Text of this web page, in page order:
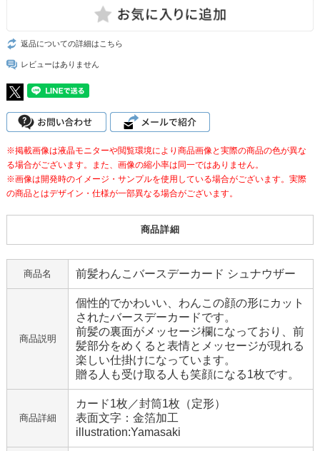
返品についての詳細はこちら
レビューはありません
※掲載画像は液晶モニターや閲覧環境により商品画像と実際の商品の色が異な
る場合がございます。また、画像の縮小率は同一ではありません。
※画像は開発時のイメージ・サンプルを使用している場合がございます。実際
の商品とはデザイン・仕様が一部異なる場合がございます。
商品詳細
商品名 前髪わんこバースデーカード シュナウザー
商品説明
個性的でかわいい、わんこの顔の形にカット
されたバースデーカードです。
前髪の裏面がメッセージ欄になっており、前
髪部分をめくると表情とメッセージが現れる
楽しい仕掛けになっています。
贈る人も受け取る人も笑顔になる1枚です。
商品詳細
カード1枚／封筒1枚（定形）
表面文字：金箔加工
illustration:Yamasaki